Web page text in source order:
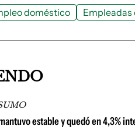
doméstico
estable y quedó en 4,3%